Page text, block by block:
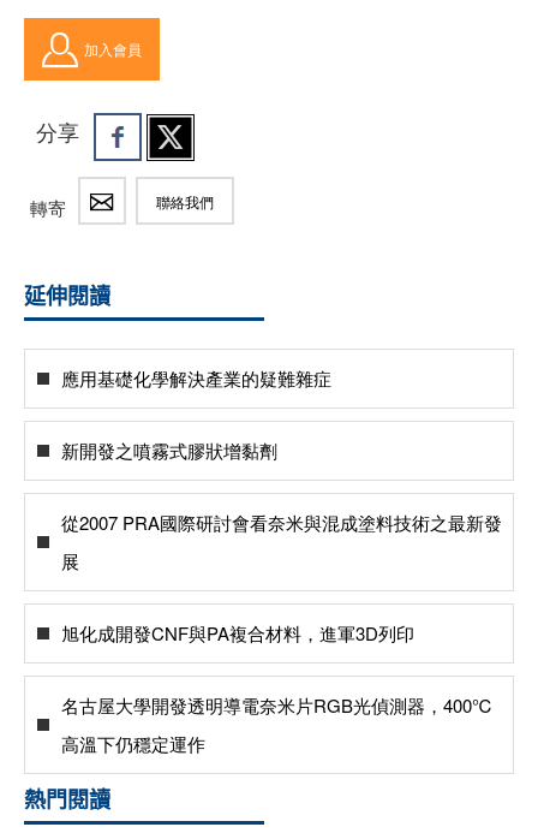
加入會員
分享
轉寄 聯絡我們
延伸閱讀
應用基礎化學解決產業的疑難雜症
新開發之噴霧式膠狀增黏劑
從2007 PRA國際研討會看奈米與混成塗料技術之最新發
展
旭化成開發CNF與PA複合材料，進軍3D列印
名古屋大學開發透明導電奈米片RGB光偵測器，400℃
高溫下仍穩定運作
熱門閱讀